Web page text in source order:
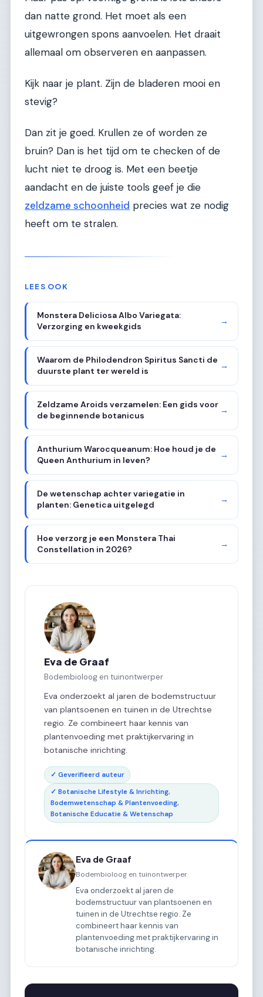
dan natte grond. Het moet als een
uitgewrongen spons aanvoelen. Het draait
allemaal om observeren en aanpassen.
Kijk naar je plant. Zijn de bladeren mooi en
stevig?
Dan zit je goed. Krullen ze of worden ze
bruin? Dan is het tijd om te checken of de
lucht niet te droog is. Met een beetje
aandacht en de juiste tools geef je die
zeldzame schoonheid precies wat ze nodig
heeft om te stralen.
LEES OOK
Monstera Deliciosa Albo Variegata:
Verzorging en kweekgids
→
Waarom de Philodendron Spiritus Sancti de
duurste plant ter wereld is
→
Zeldzame Aroids verzamelen: Een gids voor
de beginnende botanicus
→
Anthurium Warocqueanum: Hoe houd je de
Queen Anthurium in leven?
→
De wetenschap achter variegatie in
planten: Genetica uitgelegd
→
Hoe verzorg je een Monstera Thai
Constellation in 2026?
→
Eva de Graaf
Bodembioloog en tuinontwerper
Eva onderzoekt al jaren de bodemstructuur
van plantsoenen en tuinen in de Utrechtse
regio. Ze combineert haar kennis van
plantenvoeding met praktijkervaring in
botanische inrichting.
✓ Geverifieerd auteur
✓ Botanische Lifestyle & Inrichting,
Bodemwetenschap & Plantenvoeding,
Botanische Educatie & Wetenschap
Eva de Graaf
Bodembioloog en tuinontwerper
Eva onderzoekt al jaren de
bodemstructuur van plantsoenen en
tuinen in de Utrechtse regio. Ze
combineert haar kennis van
plantenvoeding met praktijkervaring in
botanische inrichting.